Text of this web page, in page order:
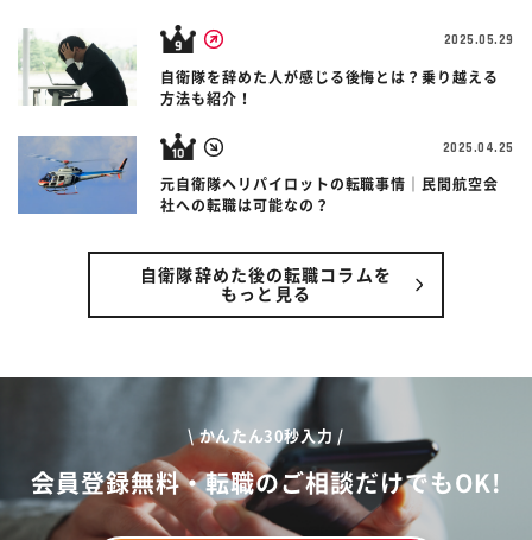
2025.05.29
自衛隊を辞めた人が感じる後悔とは？乗り越える
方法も紹介！
2025.04.25
元自衛隊ヘリパイロットの転職事情｜民間航空会
社への転職は可能なの？
自衛隊辞めた後の転職コラムを
もっと見る
\ かんたん30秒入力 /
会員登録無料・転職のご相談だけでもOK!